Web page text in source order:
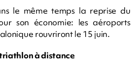
le même temps la reprise du
son économie: les aéroports
rouvriront le 15 juin.
à distance